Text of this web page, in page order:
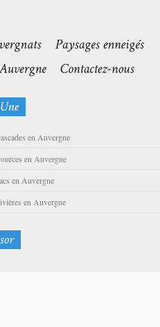
en Auvergne
en Auvergne
en Auvergne
en Auvergne